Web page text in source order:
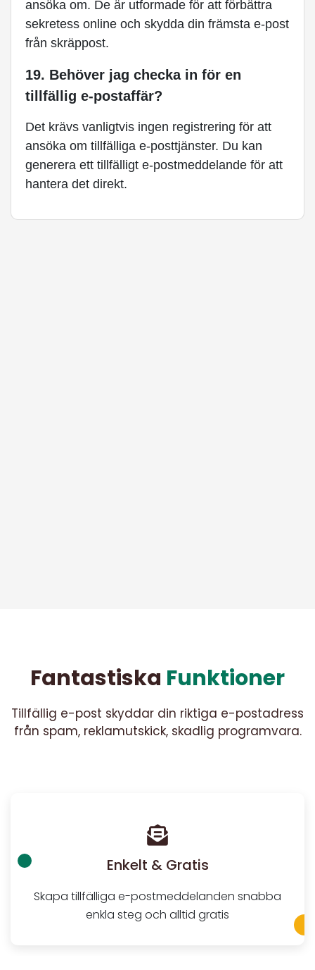
ansöka om. De är utformade för att förbättra
sekretess online och skydda din främsta e-post
från skräppost.
19. Behöver jag checka in för en
tillfällig e-postaffär?
Det krävs vanligtvis ingen registrering för att
ansöka om tillfälliga e-posttjänster. Du kan
generera ett tillfälligt e-postmeddelande för att
hantera det direkt.
Fantastiska Funktioner
Tillfällig e-post skyddar din riktiga e-postadress
från spam, reklamutskick, skadlig programvara.
Enkelt & Gratis
Skapa tillfälliga e-postmeddelanden snabba
enkla steg och alltid gratis